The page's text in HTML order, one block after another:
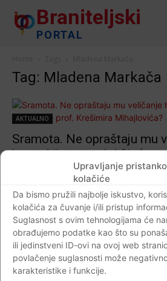
Upravljanje
kolačiće
Da bismo pružili najbolje iskustvo,
kolačića za čuvanje i/ili pristup
Suglasnost s ovim tehnologijama će
obrađujemo podatke kao što su
ili jedinstveni ID-ovi na ovoj web
povlačenje suglasnosti može
karakteristike i funkcije.
Braniteljski
PORTAL
Tag: Mladena Markača
AKTUALNO
Sramota. Ne opraštaju mu
hrvatskih generala! Sjećate
Krešimira Mihajlovića?
Impressum Kontaktirajte nas
© Newspaper WordPress